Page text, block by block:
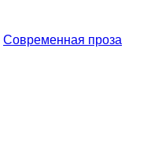
Современная проза